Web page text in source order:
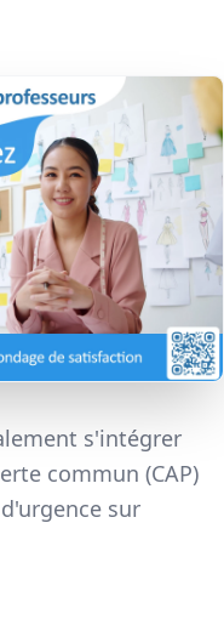
s'intégrer
commun (CAP)
sur